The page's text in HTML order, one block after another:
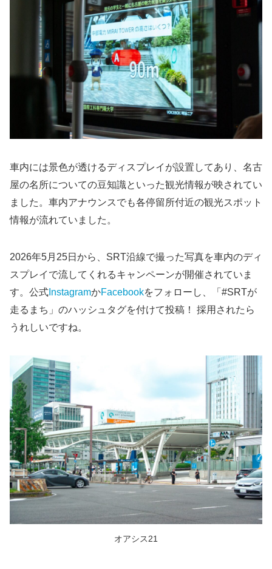
車内には景色が透けるディスプレイが設置してあり、名古
屋の名所についての豆知識といった観光情報が映されてい
ました。車内アナウンスでも各停留所付近の観光スポット
情報が流れていました。
2026年5月25日から、SRT沿線で撮った写真を車内のディ
スプレイで流してくれるキャンペーンが開催されていま
す。公式 InstagramかFacebookをフォローし、「#SRTが
走るまち」のハッシュタグを付けて投稿！ 採用されたら
うれしいですね。
オアシス21